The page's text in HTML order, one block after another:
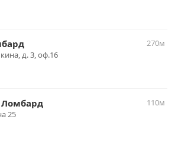
270м
д. 3, оф.16
Ломбард
110м
25